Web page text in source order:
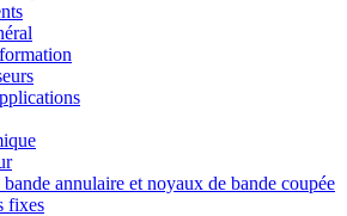
annulaire et noyaux de bande coupée
fixes